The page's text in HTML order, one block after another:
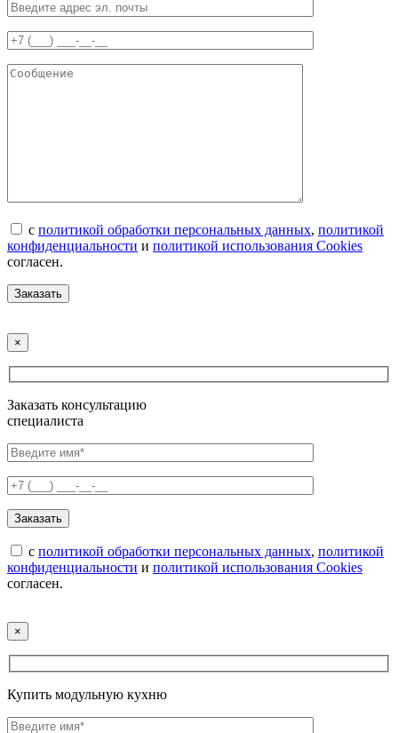
с политикой обработки персональных данных, политикой
конфиденциальности и политикой использования Cookies
согласен.
×
Заказать консультацию
специалиста
с политикой обработки персональных данных, политикой
конфиденциальности и политикой использования Cookies
согласен.
×
Купить модульную кухню